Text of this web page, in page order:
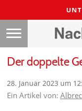
Der doppelte
28. Januar 2023 um
Ein Artikel von: